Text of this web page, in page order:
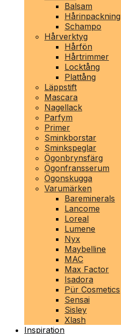
Balsam
Hårinpackning
Schampo
Hårverktyg
Hårfön
Hårtrimmer
Locktång
Plattång
Läppstift
Mascara
Nagellack
Parfym
Primer
Sminkborstar
Sminkspeglar
Ögonbrynsfärg
Ögonfransserum
Ögonskugga
Varumärken
Bareminerals
Lancome
Loreal
Lumene
Nyx
Maybelline
MAC
Max Factor
Isadora
Pür Cosmetics
Sensai
Sisley
Xlash
Inspiration